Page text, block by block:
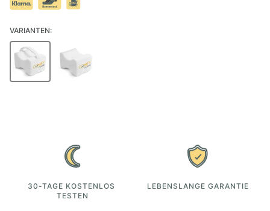
Menge
VARIANTEN:
30-TAGE KOSTENLOS
TESTEN
LEBENSLANGE GARANTIE